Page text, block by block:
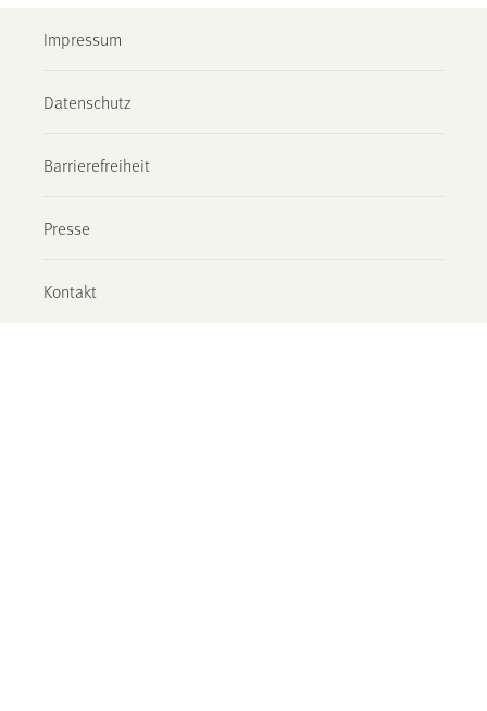
Impressum
Datenschutz
Barrierefreiheit
Presse
Kontakt